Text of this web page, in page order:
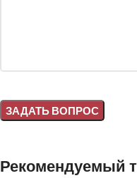
Рекомендуемый